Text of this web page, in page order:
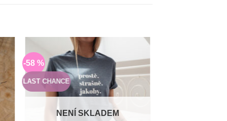
-58 %
LAST CHANCE
Do
NENÍ SKLADEM